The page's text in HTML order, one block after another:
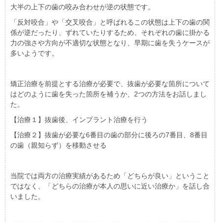
大半の上下の歯の咬み合わせが逆の状態です。
「反対咬合」や「交叉咬合」と呼ばれるこの状態は上下の歯の関
係が逆だったり、ずれていたりするため、それぞれの歯に掛かる
力の強さや方向が不適切な状態となり、早期に歯を失うケースが
多いようです。
矯正治療を前提とする治療が必要で、抜歯が必要な箇所について
はどのように歯を失った箇所を補うか、2つの方法をお話しまし
た。
【治療１】抜歯後、インプラント治療を行う
【治療２】抜歯が必要な6番目の歯の部分に後ろの7番目、8番目
の歯（親知らず）を移動させる
当院では両方の治療実績があるため「どちらが良い」ということ
ではなく、「どちらの治療が本人の思いに近い治療か」を話し合
いました。